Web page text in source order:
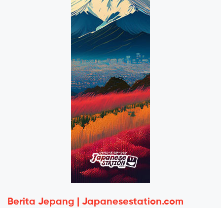
Berita Jepang | Japanesestation.com